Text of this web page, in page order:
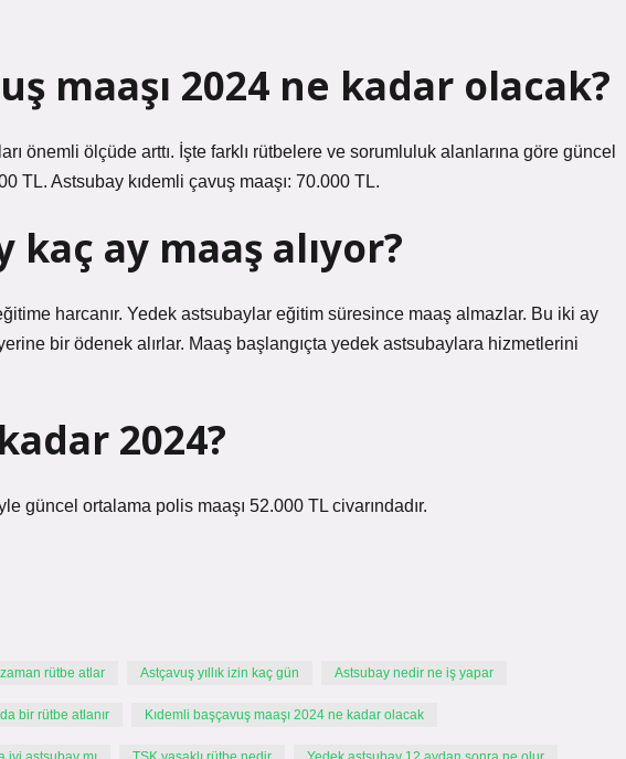
maaşı 2024 ne kadar olacak?
önemli ölçüde arttı. İşte farklı rütbelere ve sorumluluk alanlarına göre güncel
TL. Astsubay kıdemli çavuş maaşı: 70.000 TL.
ay maaş alıyor?
harcanır. Yedek astsubaylar eğitim süresince maaş almazlar. Bu iki ay
bir ödenek alırlar. Maaş başlangıçta yedek astsubaylara hizmetlerini
2024?
güncel ortalama polis maaşı 52.000 TL civarındadır.
rütbe atlar Astçavuş yıllık izin kaç gün Astsubay nedir ne iş yapar
bir rütbe atlanır Kıdemli başçavuş maaşı 2024 ne kadar olacak